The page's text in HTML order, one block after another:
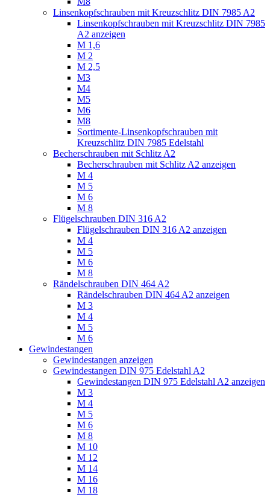
Linsenkopfschrauben mit Kreuzschlitz DIN 7985 A2
Linsenkopfschrauben mit Kreuzschlitz DIN 7985
A2 anzeigen
M 1,6
M 2
M 2,5
M3
M4
M5
M6
M8
Sortimente-Linsenkopfschrauben mit
Kreuzschlitz DIN 7985 Edelstahl
Becherschrauben mit Schlitz A2
Becherschrauben mit Schlitz A2 anzeigen
M 4
M 5
M 6
M 8
Flügelschrauben DIN 316 A2
Flügelschrauben DIN 316 A2 anzeigen
M 4
M 5
M 6
M 8
Rändelschrauben DIN 464 A2
Rändelschrauben DIN 464 A2 anzeigen
M 3
M 4
M 5
M 6
Gewindestangen
Gewindestangen anzeigen
Gewindestangen DIN 975 Edelstahl A2
Gewindestangen DIN 975 Edelstahl A2 anzeigen
M 3
M 4
M 5
M 6
M 8
M 10
M 12
M 14
M 16
M 18